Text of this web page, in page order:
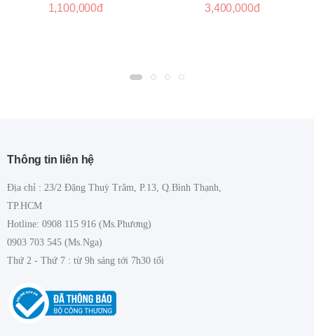
1,100,000đ
3,400,000đ
Thông tin liên hệ
Địa chỉ : 23/2 Đặng Thuỳ Trâm, P.13, Q.Bình Thạnh,
TP.HCM
Hotline: 0908 115 916 (Ms.Phương)
0903 703 545 (Ms.Nga)
Thứ 2 - Thứ 7 : từ 9h sáng tới 7h30 tối